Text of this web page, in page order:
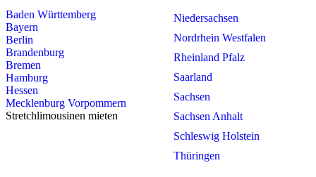
Baden Württemberg
Bayern
Berlin
Brandenburg
Bremen
Hamburg
Hessen
Mecklenburg Vorpommern
Niedersachsen
Nordrhein Westfalen
Rheinland Pfalz
Saarland
Sachsen
Sachsen Anhalt
Schleswig Holstein
Thüringen
Stretchlimousinen mieten